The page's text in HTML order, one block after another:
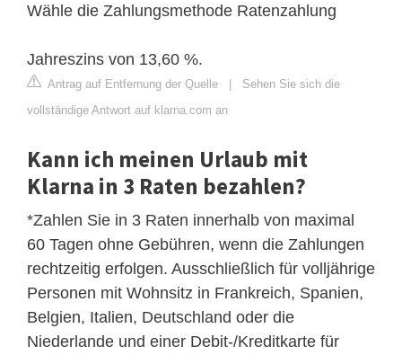
Wähle die Zahlungsmethode Ratenzahlung
Jahreszins von 13,60 %.
Antrag auf Entfernung der Quelle | Sehen Sie sich die
vollständige Antwort auf klarna.com an
Kann ich meinen Urlaub mit
Klarna in 3 Raten bezahlen?
*Zahlen Sie in 3 Raten innerhalb von maximal
60 Tagen ohne Gebühren, wenn die Zahlungen
rechtzeitig erfolgen. Ausschließlich für volljährige
Personen mit Wohnsitz in Frankreich, Spanien,
Belgien, Italien, Deutschland oder die
Niederlande und einer Debit-/Kreditkarte für